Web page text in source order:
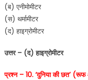
(ब) एनीमोमीटर
(स) थर्मामीटर
(द) हाइग्रोमीटर
उत्तर – (द) हाइग्रोमीटर
प्रश्न – 10. ‘दुनिया की छत’